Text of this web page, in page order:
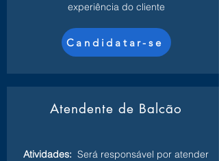
experiência do cliente
Candidatar-se
Atendente de Balcão
Atividades: Será responsável por atender